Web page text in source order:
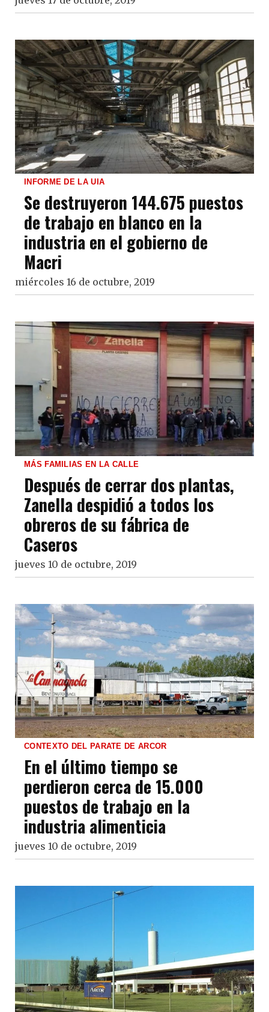
INFORME DE LA UIA
Se destruyeron 144.675 puestos
de trabajo en blanco en la
industria en el gobierno de
Macri
miércoles 16 de octubre, 2019
MÁS FAMILIAS EN LA CALLE
Después de cerrar dos plantas,
Zanella despidió a todos los
obreros de su fábrica de
Caseros
jueves 10 de octubre, 2019
CONTEXTO DEL PARATE DE ARCOR
En el último tiempo se
perdieron cerca de 15.000
puestos de trabajo en la
industria alimenticia
jueves 10 de octubre, 2019